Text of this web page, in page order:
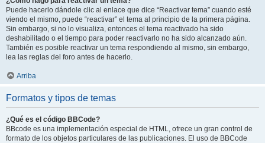
Puede hacerlo dándole clic al enlace que dice “Reactivar tema” cuando esté
viendo el mismo, puede “reactivar” el tema al principio de la primera página.
Sin embargo, si no lo visualiza, entonces el tema reactivado ha sido
deshabilitado o el tiempo para poder reactivarlo no ha sido alcanzado aún.
También es posible reactivar un tema respondiendo al mismo, sin embargo,
lea las reglas del foro antes de hacerlo.
Arriba
Formatos y tipos de temas
¿Qué es el código BBCode?
BBcode es una implementación especial de HTML, ofrece un gran control de
formato de los objetos particulares de las publicaciones. El uso de BBCode